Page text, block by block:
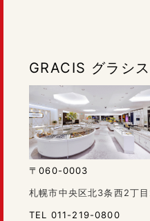
GRACIS グラシ
〒060-0003
札幌市中央区北3条西2丁
TEL 011-219-0800